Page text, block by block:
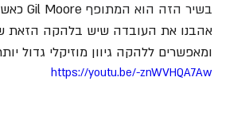
בשיר הזה הוא המתופף Gil Moore כאשר הגיטריסט
אהבנו את העובדה שיש בלהקה הזאת
ומאפשרים ללהקה גיוון מוזיקלי גדול
https://youtu.be/-znWVHQA7Aw